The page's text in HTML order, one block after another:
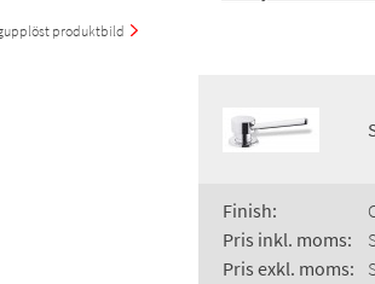
produktbild
Finish:
Pris inkl. moms:
Pris exkl. moms: